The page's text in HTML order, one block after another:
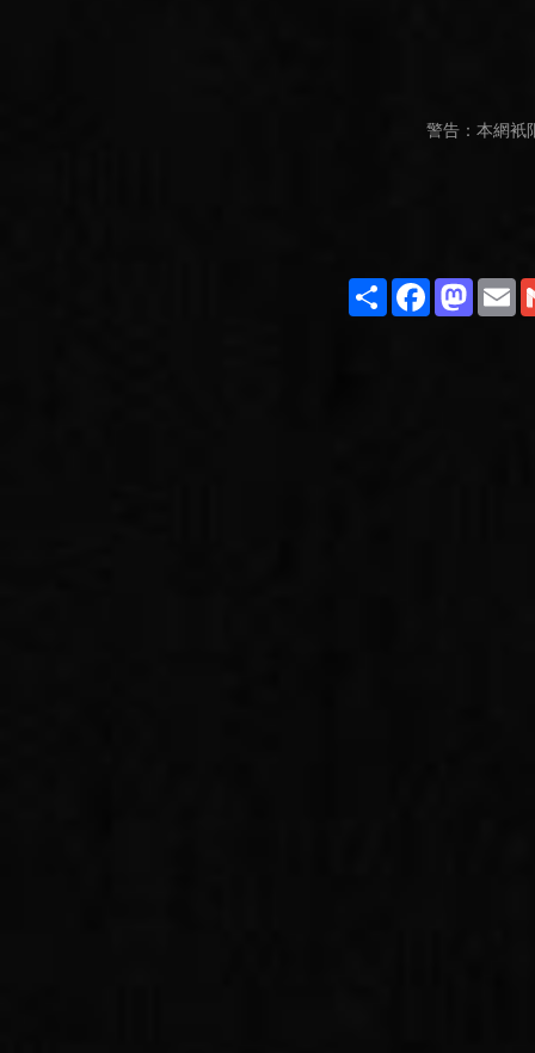
警告：本網衹
ShareFacebook